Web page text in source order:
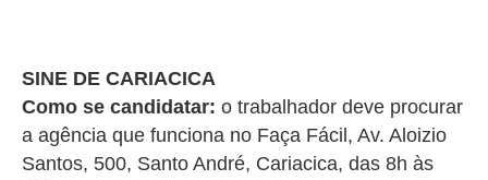
SINE DE CARIACICA
Como se candidatar: o trabalhador deve procurar
a agência que funciona no Faça Fácil, Av. Aloizio
Santos, 500, Santo André, Cariacica, das 8h às